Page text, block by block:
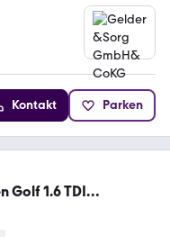
Kontakt Parken
Golf 1.6 TDI
Comfortline Variant ...